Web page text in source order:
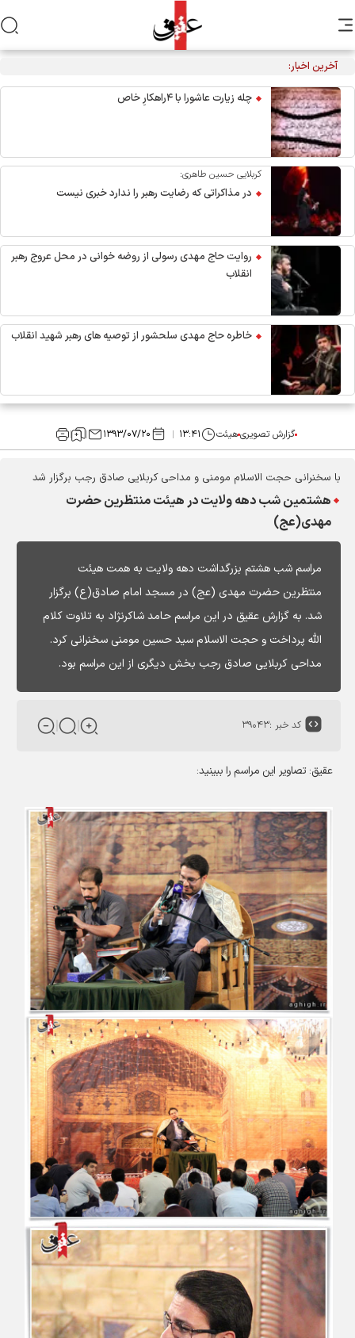
آخرین اخبار: احیاء شب نیمه شعبان در هیئت آیین حسینی
چله زیارت عاشورا با ۴راهکارِ خاص
کربلایی حسین طاهری:
در مذاکراتی که رضایت رهبر را ندارد خبری نیست
روایت حاج مهدی رسولی از روضه خوانی در محل عروج رهبر
انقلاب
خاطره حاج مهدی سلحشور از توصیه های رهبر شهید انقلاب
گزارش تصویریهیئت ۱۳:۴۱ ۱۳۹۳/۰۷/۲۰
با سخنرانی حجت الاسلام مومنی و مداحی کربلایی صادق رجب برگزار شد
هشتمین شب دهه ولایت در هیئت منتظرین حضرت
مهدی(عج)
مراسم شب هشتم بزرگداشت دهه ولایت به همت هیئت
منتظرین حضرت مهدی (عج) در مسجد امام صادق(ع) برگزار
شد. به گزارش عقیق در این مراسم حامد شاکرنژاد به تلاوت کلام
الله پرداخت و حجت الاسلام سید حسین مومنی سخنرانی کرد.
مداحی کربلایی صادق رجب بخش دیگری از این مراسم بود.
کد خبر :۳۹۰۴۳
عقیق: تصاویر این مراسم را ببینید: